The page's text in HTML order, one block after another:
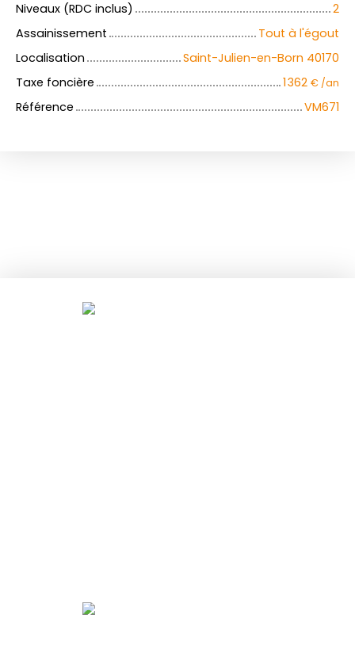
Niveaux (RDC inclus)
2
Assainissement
Tout à l'égout
Localisation
Saint-Julien-en-Born 40170
Taxe foncière
1 362 € /an
Référence VM671